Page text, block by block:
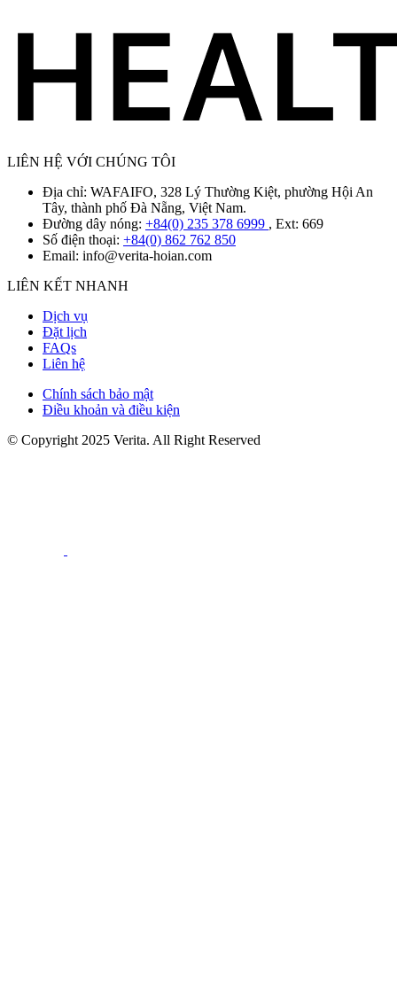
LIÊN HỆ VỚI CHÚNG TÔI
Địa chỉ: WAFAIFO, 328 Lý Thường Kiệt, phường Hội An
Tây, thành phố Đà Nẵng, Việt Nam.
Đường dây nóng: +84(0) 235 378 6999 , Ext: 669
Số điện thoại: +84(0) 862 762 850
Email: info@verita-hoian.com
LIÊN KẾT NHANH
Dịch vụ
Đặt lịch
FAQs
Liên hệ
Chính sách bảo mật
Điều khoản và điều kiện
© Copyright 2025 Verita. All Right Reserved